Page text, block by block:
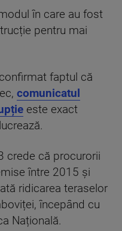
în care au fost
pentru mai
faptul că
comunicatul
este exact
crede că procurorii
între 2015 și
ridicarea teraselor
începând cu
Națională.